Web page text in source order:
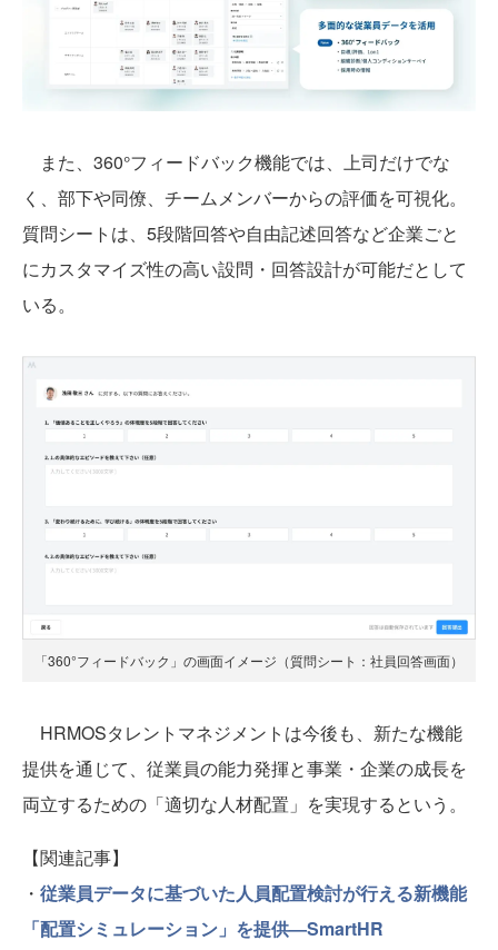
また、360°フィードバック機能では、上司だけでな
く、部下や同僚、チームメンバーからの評価を可視化。
質問シートは、5段階回答や自由記述回答など企業ごと
にカスタマイズ性の高い設問・回答設計が可能だとして
いる。
「360°フィードバック」の画面イメージ（質問シート：社員回答画面）
HRMOSタレントマネジメントは今後も、新たな機能
提供を通じて、従業員の能力発揮と事業・企業の成長を
両立するための「適切な人材配置」を実現するという。
【関連記事】
・ 従業員データに基づいた人員配置検討が行える新機能
「配置シミュレーション」を提供―SmartHR